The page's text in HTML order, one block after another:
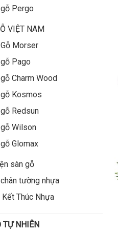
Pergo
VIỆT NAM
Morser
Pago
Charm Wood
Kosmos
Redsun
Wilson
Glomax
sàn gỗ
tường nhựa
Kết Thúc Nhựa
TỰ NHIÊN